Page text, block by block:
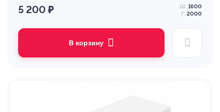
5 200 ₽ Ш: 1600
Г: 2000
В корзину